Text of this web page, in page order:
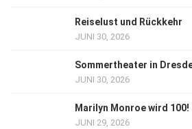
Reiselust und Rückkehr
JUNI 30, 2026
Sommertheater in
JUNI 30, 2026
Marilyn Monroe wird 100!
JUNI 29, 2026